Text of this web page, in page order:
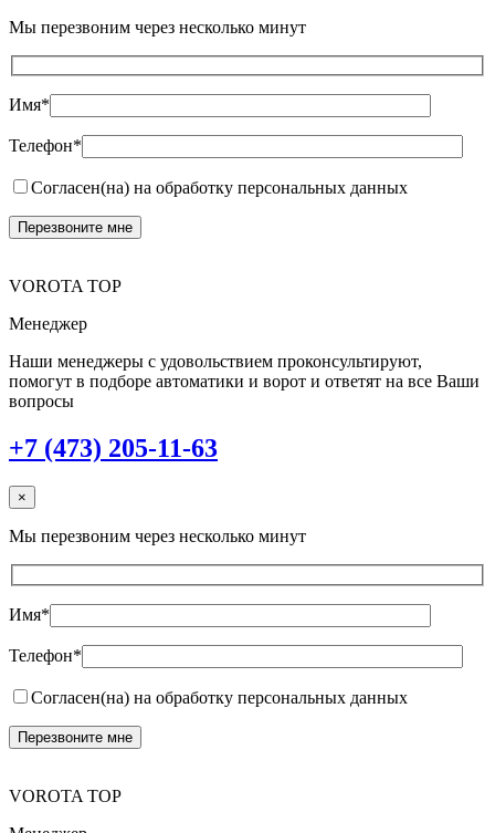
Мы перезвоним через несколько минут
Имя*
Телефон*
Согласен(на) на обработку персональных данных
VOROTA TOP
Менеджер
Наши менеджеры с удовольствием проконсультируют,
помогут в подборе автоматики и ворот и ответят на все Ваши
вопросы
+7 (473) 205-11-63
×
Мы перезвоним через несколько минут
Имя*
Телефон*
Согласен(на) на обработку персональных данных
VOROTA TOP